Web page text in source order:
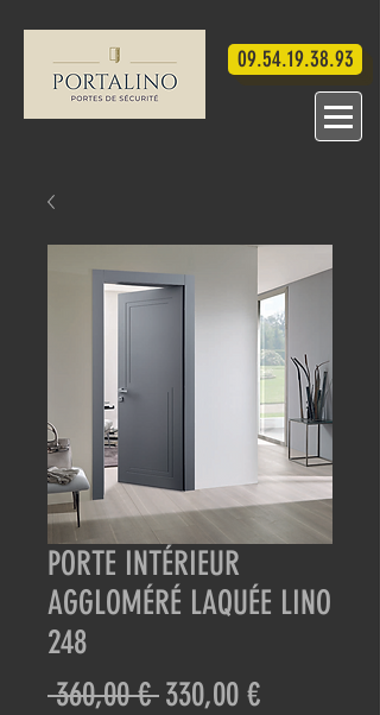
09.54.19.38.93
PORTE INTÉRIEUR
AGGLOMÉRÉ LAQUÉE LINO
248
360,00 € Prix
330,00 €Prix